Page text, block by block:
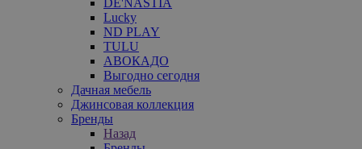
Lucky
ND PLAY
TULU
АВОКАДО
Выгодно сегодня
Дачная мебель
Джинсовая коллекция
Бренды
Назад